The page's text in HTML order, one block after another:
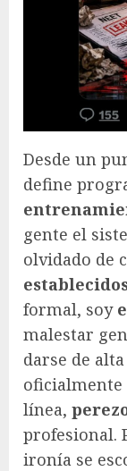
Desde un
define
gente el
olvidado de
formal, soy
malestar
darse de
oficialmente
línea,
profesional.
ironía se